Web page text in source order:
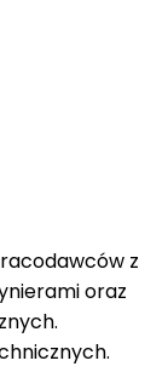
z
oraz